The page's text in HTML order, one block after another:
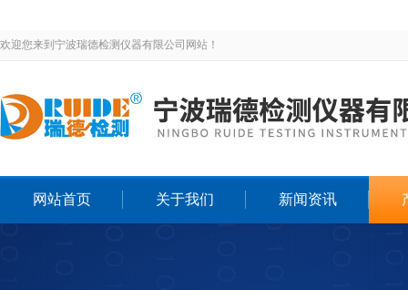
欢迎您来到宁波瑞德检测仪器有限公司网站！
网站首页 关于我们 新闻资讯